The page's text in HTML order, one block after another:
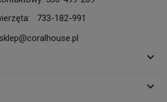
733-182-991
sklep@coralhouse.pl
keyboard_arrow_down
keyboard_arrow_down